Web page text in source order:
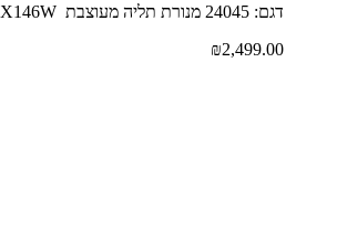
דגם: 24045 מנורת תליה מעוצבת LED 3X146W
₪2,499.00